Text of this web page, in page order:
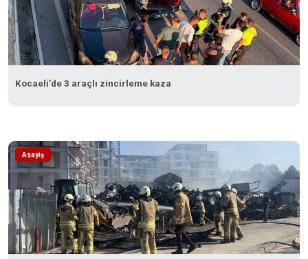
Kocaeli’de 3 araçlı zincirleme kaza
Asayiş